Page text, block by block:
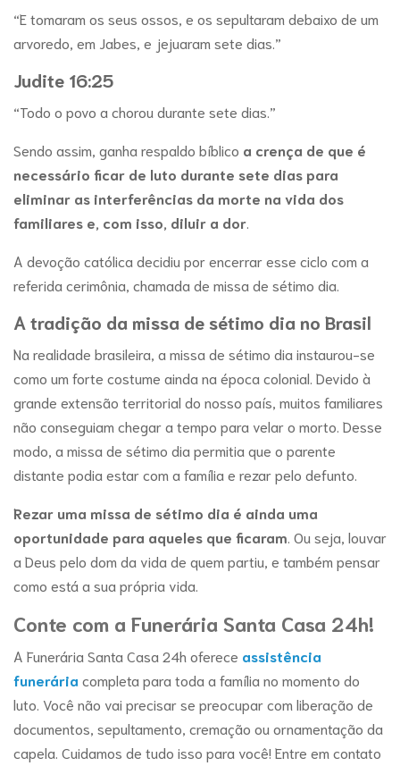
“E tomaram os seus ossos, e os sepultaram debaixo de um
arvoredo, em Jabes, e jejuaram sete dias.”
Judite 16:25
“Todo o povo a chorou durante sete dias.”
Sendo assim, ganha respaldo bíblico a crença de que é
necessário ficar de luto durante sete dias para
eliminar as interferências da morte na vida dos
familiares e, com isso, diluir a dor.
A devoção católica decidiu por encerrar esse ciclo com a
referida cerimônia, chamada de missa de sétimo dia.
A tradição da missa de sétimo dia no Brasil
Na realidade brasileira, a missa de sétimo dia instaurou-se
como um forte costume ainda na época colonial. Devido à
grande extensão territorial do nosso país, muitos familiares
não conseguiam chegar a tempo para velar o morto. Desse
modo, a missa de sétimo dia permitia que o parente
distante podia estar com a família e rezar pelo defunto.
Rezar uma missa de sétimo dia é ainda uma
oportunidade para aqueles que ficaram. Ou seja, louvar
a Deus pelo dom da vida de quem partiu, e também pensar
como está a sua própria vida.
Conte com a Funerária Santa Casa 24h!
A Funerária Santa Casa 24h oferece assistência
funeráriacompleta para toda a família no momento do
luto. Você não vai precisar se preocupar com liberação de
documentos, sepultamento, cremação ou ornamentação da
capela. Cuidamos de tudo isso para você! Entre em contato